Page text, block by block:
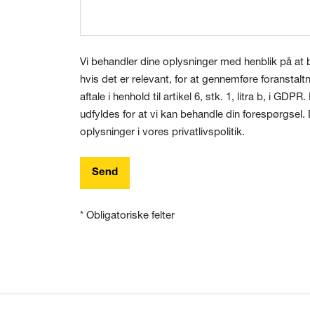
Vi behandler dine oplysninger med henblik på
hvis det er relevant, for at gennemføre
aftale i henhold til artikel 6, stk. 1, litra b, i
udfyldes for at vi kan behandle din forespørgsel.
oplysninger i vores privatlivspolitik.
Send
* Obligatoriske felter